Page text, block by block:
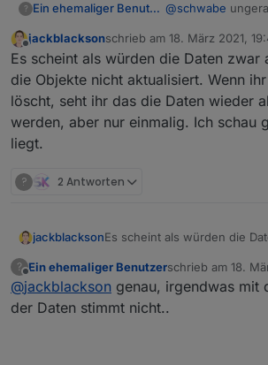
? Ein ehemaliger Benutzer @schwabe
Testen gedacht,
was geht, ist
Ich denke bei dir
auch noch npm 7
in der Version
probleme... ??
iobroker und
node 12 oder 14,
npm 6.
Offline
jackblacksonschrieb am 18. März 2021,
zuletzt editiert von
Es scheint als würden die Daten zwar
die Objekte nicht aktualisiert. Wenn
löscht, seht ihr das die Daten wieder
werden, aber nur einmalig. Ich schau
liegt.
? 2 Antworten
jackblacksonEs scheint als würden die
Objekte mal löscht, seht ihr
aktualisiert werden, aber nur
grad woran das liegt.
?
Offline
Ein ehemaliger Benutzerschrieb am 18.
zuletzt editiert von
@jackblackson genau, irgendwas mit
der Daten stimmt nicht..